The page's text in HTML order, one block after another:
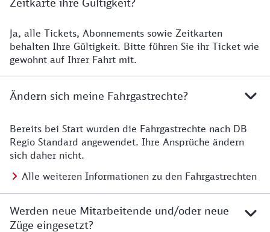
Details zur Zeitkarte
Ja, alle Tickets, Abonnements sowie Zeitkarten
behalten Ihre Gültigkeit. Bitte führen Sie ihr Ticket wie
gewohnt auf Ihrer Fahrt mit.
Ändern sich meine Fahrgastrechte?
Details zu Fahrgastrechten
Bereits bei Start wurden die Fahrgastrechte nach DB
Regio Standard angewendet. Ihre Ansprüche ändern
sich daher nicht.
Alle weiteren Informationen zu den Fahrgastrechten
Werden neue Mitarbeitende und/oder neue
Züge eingesetzt?